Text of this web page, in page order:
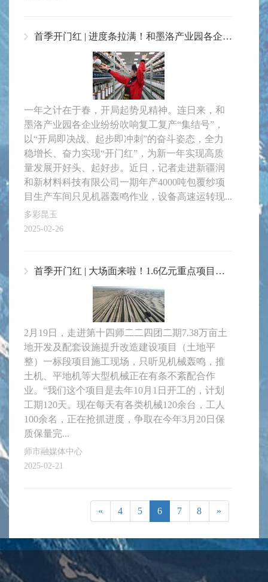
首季开门红 | 进度条拉满！和墨洛产业园各企业火热开干
一年之计在于春，开局起势见精神。连日来，和
墨洛产业园各企业纷纷吹响复工复产“集结号”，
以“开局即决战、起步即冲刺”的奋斗姿态，全力
稳增长、奋力实现“开门红”，为新一年实现高质
量发展开好头、起好步。近日，记者走进新疆润
和新材料科技有限公司一期年产4000吨包覆纱项
目生产车间只见机器轰鸣作业，设备高速运转现...
多彩昆玉
2025-02-26
首季开门红 | 大场面来啦！1.6亿元重点项目开启复工复产“加速模式”
2月19日，走进第十四师二二四团二期7.38万亩土
地开发及配套设施提升改造建设项目（土地平
整）一标段项目施工现场，只听见机械轰鸣，推
土机、平地机等大型机械正在有条不紊配合作
业。“我们这个项目是去年10月1日开工的，计划
工期120天。现在每天有各类机械120余台，工人
100余名，正在抢抓进度，争取在今年3月20日保
质保量完...
师市融媒体中心
2025-02-21
« 4 5 6 7 8 »